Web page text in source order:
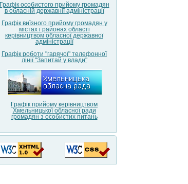
Графік особистого прийому громадян
в обласній державнії адміністрації
Графік виїзного прийому громадян у
містах і районах області
керівництвом обласної державної
адміністрації
Графік роботи "гарячої" телефонної
лінії "Запитай у влади"
Графік прийому керівництвом
Хмельницької обласної ради
громадян з особистих питань